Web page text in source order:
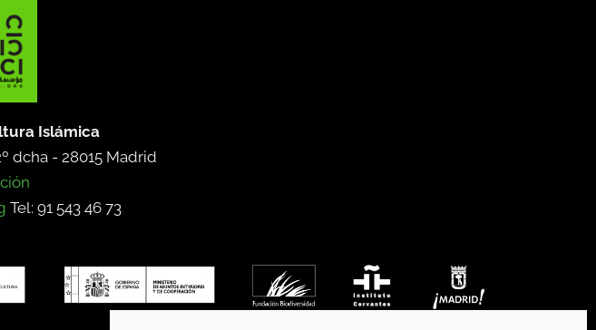
Islámica
dcha - 28015 Madrid
Tel: 91 543 46 73